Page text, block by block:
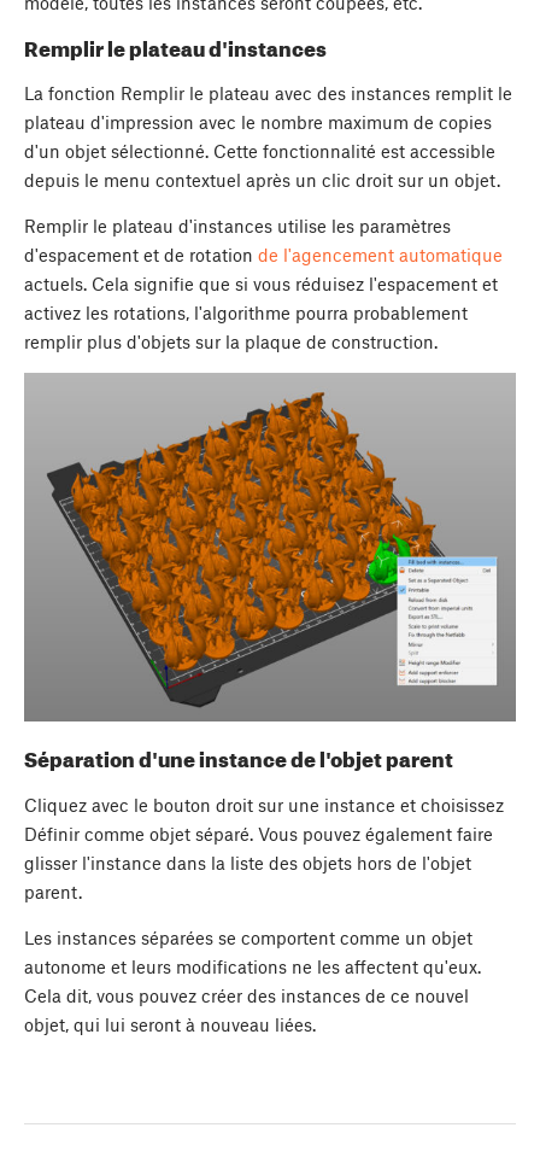
Remplir le plateau d'instances
La fonction Remplir le plateau avec des instances remplit le
plateau d'impression avec le nombre maximum de copies
d'un objet sélectionné. Cette fonctionnalité est accessible
depuis le menu contextuel après un clic droit sur un objet.
Remplir le plateau d'instances utilise les paramètres
d'espacement et de rotation de l'agencement automatique
actuels. Cela signifie que si vous réduisez l'espacement et
activez les rotations, l'algorithme pourra probablement
remplir plus d'objets sur la plaque de construction.
Séparation d'une instance de l'objet parent
Cliquez avec le bouton droit sur une instance et choisissez
Définir comme objet séparé. Vous pouvez également faire
glisser l'instance dans la liste des objets hors de l'objet
parent.
Les instances séparées se comportent comme un objet
autonome et leurs modifications ne les affectent qu'eux.
Cela dit, vous pouvez créer des instances de ce nouvel
objet, qui lui seront à nouveau liées.